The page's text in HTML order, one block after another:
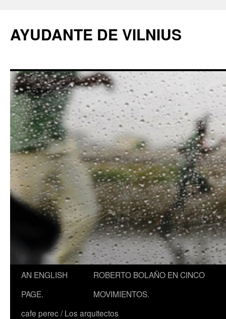
AYUDANTE DE VILNIUS
AN ENGLISH
PAGE.
ROBERTO BOLAÑO EN CINCO
MOVIMIENTOS.
cafe perec / Los arquitectos